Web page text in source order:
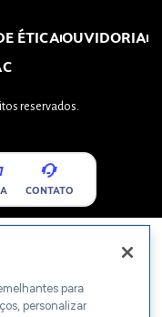
ÉTICAOUVIDORIA
reservados.
CONTATO
para
personalizar